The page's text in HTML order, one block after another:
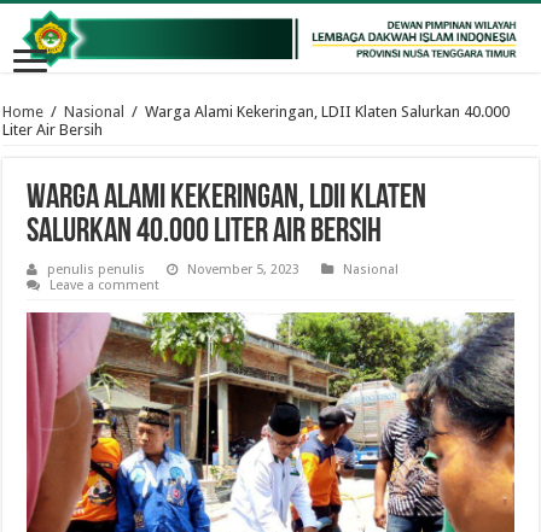
Home / Nasional / Warga Alami Kekeringan, LDII Klaten Salurkan 40.000
Liter Air Bersih
Warga Alami Kekeringan, LDII Klaten
Salurkan 40.000 Liter Air Bersih
penulis penulis November 5, 2023
Nasional
Leave a comment